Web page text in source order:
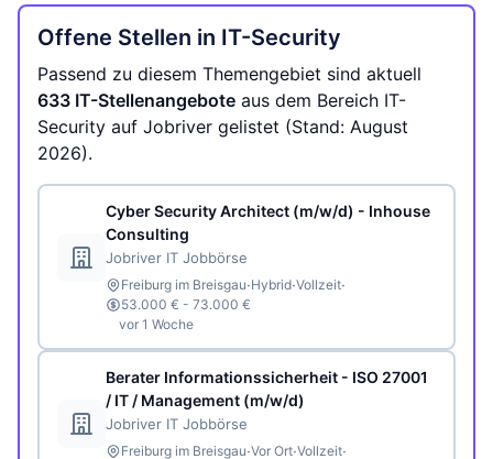
Offene Stellen in IT-Security
Passend zu diesem Themengebiet sind aktuell
633 IT-Stellenangebote aus dem Bereich IT-
Security auf Jobriver gelistet (Stand: August
2026).
Cyber Security Architect (m/w/d) - Inhouse
Consulting
Jobriver IT Jobbörse
Freiburg im Breisgau·Hybrid·Vollzeit·
53.000 € - 73.000 €
vor 1 Woche
Berater Informationssicherheit - ISO 27001
/ IT / Management (m/w/d)
Jobriver IT Jobbörse
Freiburg im Breisgau·Vor Ort·Vollzeit·